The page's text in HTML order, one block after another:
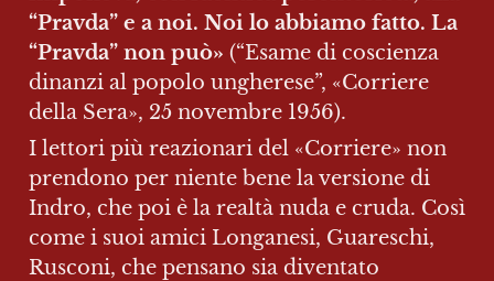
“Pravda” e a noi. Noi lo abbiamo fatto. La
“Pravda” non può» (“Esame di coscienza
dinanzi al popolo ungherese”, «Corriere
della Sera», 25 novembre 1956).
I lettori più reazionari del «Corriere» non
prendono per niente bene la versione di
Indro, che poi è la realtà nuda e cruda. Così
come i suoi amici Longanesi, Guareschi,
Rusconi, che pensano sia diventato